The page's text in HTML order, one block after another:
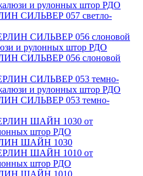
СИЛЬВЕР 057 светло-
СИЛЬВЕР 056 слоновой
СИЛЬВЕР 053 темно-
ШАЙН 1030
ШАЙН 1010